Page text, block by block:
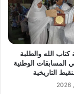
الله والطلبة
المسابقات الوطنية
التاريخية